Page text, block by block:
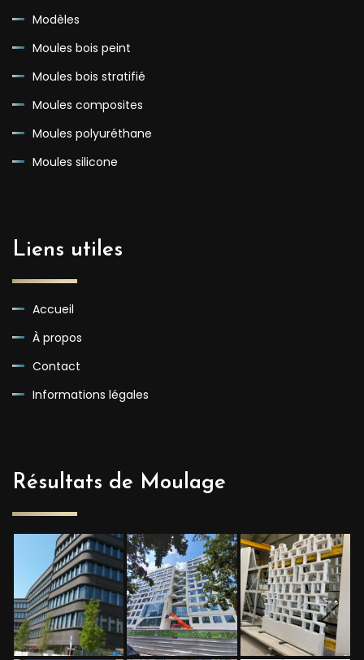
Modèles
Moules bois peint
Moules bois stratifié
Moules composites
Moules polyuréthane
Moules silicone
Liens utiles
Accueil
À propos
Contact
Informations légales
Résultats de Moulage